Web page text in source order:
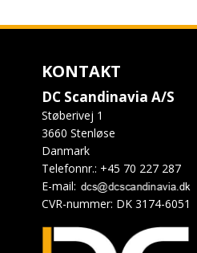
KONTAKT
DC Scandinavia A/S
Støberivej 1
3660 Stenløse
Danmark
Telefonnr.: +45 70 227 287
E-mail:
CVR-nummer: DK 3174-6051